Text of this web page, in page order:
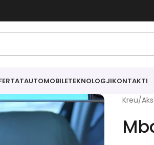
AUTOMOBILETEKNOLOGJIKONTAKTI
Kreu/